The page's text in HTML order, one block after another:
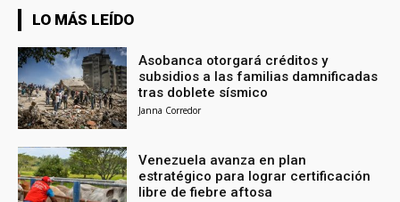
LO MÁS LEÍDO
Asobanca otorgará créditos y
subsidios a las familias damnificadas
tras doblete sísmico
Janna Corredor
Venezuela avanza en plan
estratégico para lograr certificación
libre de fiebre aftosa